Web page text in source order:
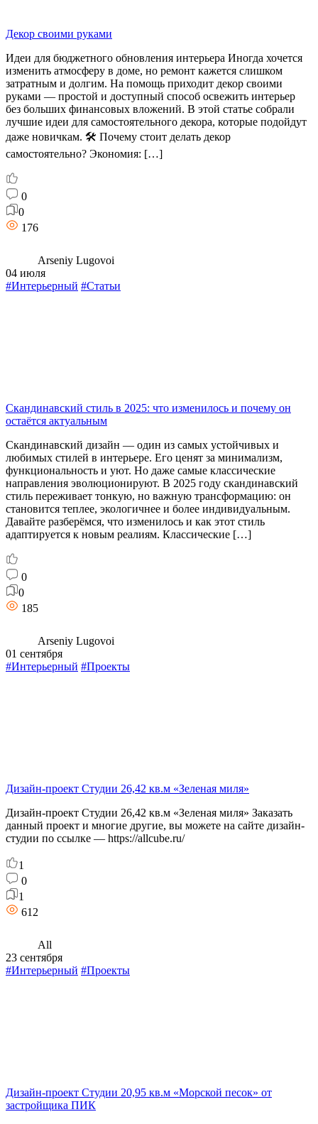
Декор своими руками
Идеи для бюджетного обновления интерьера Иногда хочется
изменить атмосферу в доме, но ремонт кажется слишком
затратным и долгим. На помощь приходит декор своими
руками — простой и доступный способ освежить интерьер
без больших финансовых вложений. В этой статье собрали
лучшие идеи для самостоятельного декора, которые подойдут
даже новичкам. 🛠️ Почему стоит делать декор
самостоятельно? Экономия: […]
0
0
176
Arseniy Lugovoi
04 июля
#Интерьерный #Статьи
Скандинавский стиль в 2025: что изменилось и почему он
остаётся актуальным
Скандинавский дизайн — один из самых устойчивых и
любимых стилей в интерьере. Его ценят за минимализм,
функциональность и уют. Но даже самые классические
направления эволюционируют. В 2025 году скандинавский
стиль переживает тонкую, но важную трансформацию: он
становится теплее, экологичнее и более индивидуальным.
Давайте разберёмся, что изменилось и как этот стиль
адаптируется к новым реалиям. Классические […]
0
0
185
Arseniy Lugovoi
01 сентября
#Интерьерный #Проекты
Дизайн-проект Студии 26,42 кв.м «Зеленая миля»
Дизайн-проект Студии 26,42 кв.м «Зеленая миля» Заказать
данный проект и многие другие, вы можете на сайте дизайн-
студии по ссылке — https://allcube.ru/
1
0
1
612
All
23 сентября
#Интерьерный #Проекты
Дизайн-проект Студии 20,95 кв.м «Морской песок» от
застройщика ПИК